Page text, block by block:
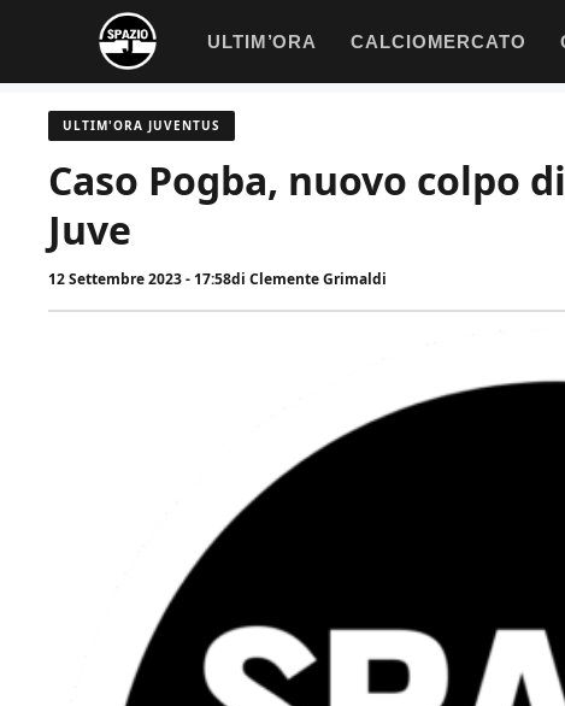
contenuto
ULTIM’ORA CALCIOMERCATO
ULTIM'ORA JUVENTUS
Caso Pogba, nuovo colpo
Juve
12 Settembre 2023 - 17:58di Clemente Grimaldi